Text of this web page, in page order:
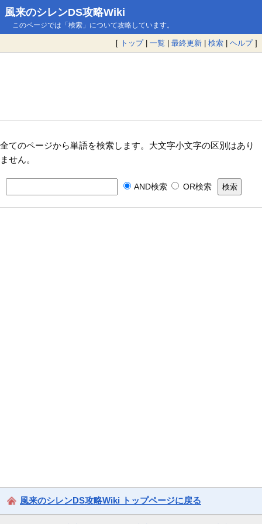
風来のシレンDS攻略Wiki
このページでは「検索」について攻略しています。
[ トップ| 一覧 | 最終更新 | 検索 | ヘルプ]
全てのページから単語を検索します。大文字小文字の区別はあり
ません。
AND検索 OR検索
風来のシレンDS攻略Wiki トップページに戻る